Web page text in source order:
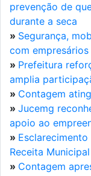
prevenção de
durante a seca
» Segurança,
com empresários
» Prefeitura
amplia
» Contagem
» Jucemg
apoio ao
»
Receita Municipal
» Contagem